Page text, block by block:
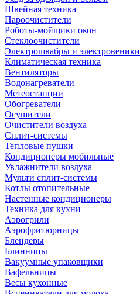
Швейная техника
Пароочистители
Роботы-мойщики окон
Стеклоочистители
Электрошвабры и электровеники
Климатическая техника
Вентиляторы
Водонагреватели
Метеостанции
Обогреватели
Осушители
Очистители воздуха
Сплит-системы
Тепловые пушки
Кондиционеры мобильные
Увлажнители воздуха
Мульти сплит-системы
Котлы отопительные
Настенные кондиционеры
Техника для кухни
Аэрогрили
Аэрофритюрницы
Блендеры
Блинницы
Вакуумные упаковщики
Вафельницы
Весы кухонные